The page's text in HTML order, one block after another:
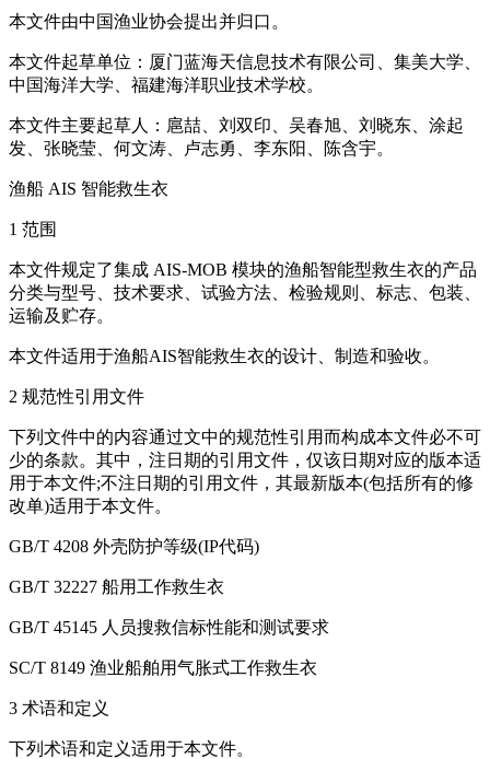
本文件由中国渔业协会提出并归口。
本文件起草单位：厦门蓝海天信息技术有限公司、集美大学、
中国海洋大学、福建海洋职业技术学校。
本文件主要起草人：扈喆、刘双印、吴春旭、刘晓东、涂起
发、张晓莹、何文涛、卢志勇、李东阳、陈含宇。
渔船 AIS 智能救生衣
1 范围
本文件规定了集成 AIS-MOB 模块的渔船智能型救生衣的产品
分类与型号、技术要求、试验方法、检验规则、标志、包装、
运输及贮存。
本文件适用于渔船AIS智能救生衣的设计、制造和验收。
2 规范性引用文件
下列文件中的内容通过文中的规范性引用而构成本文件必不可
少的条款。其中，注日期的引用文件，仅该日期对应的版本适
用于本文件;不注日期的引用文件，其最新版本(包括所有的修
改单)适用于本文件。
GB/T 4208 外壳防护等级(IP代码)
GB/T 32227 船用工作救生衣
GB/T 45145 人员搜救信标性能和测试要求
SC/T 8149 渔业船舶用气胀式工作救生衣
3 术语和定义
下列术语和定义适用于本文件。